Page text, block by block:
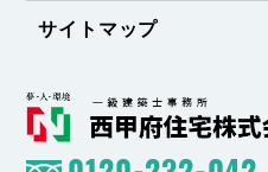
サイトマップ